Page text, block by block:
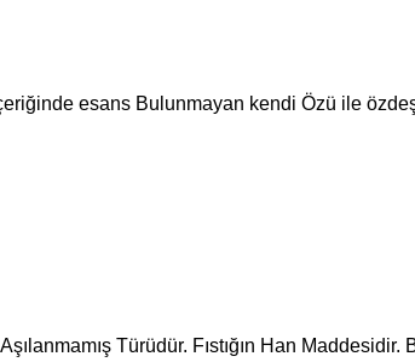
esans Bulunmayan kendi Özü ile
Türüdür. Fıstığın Han